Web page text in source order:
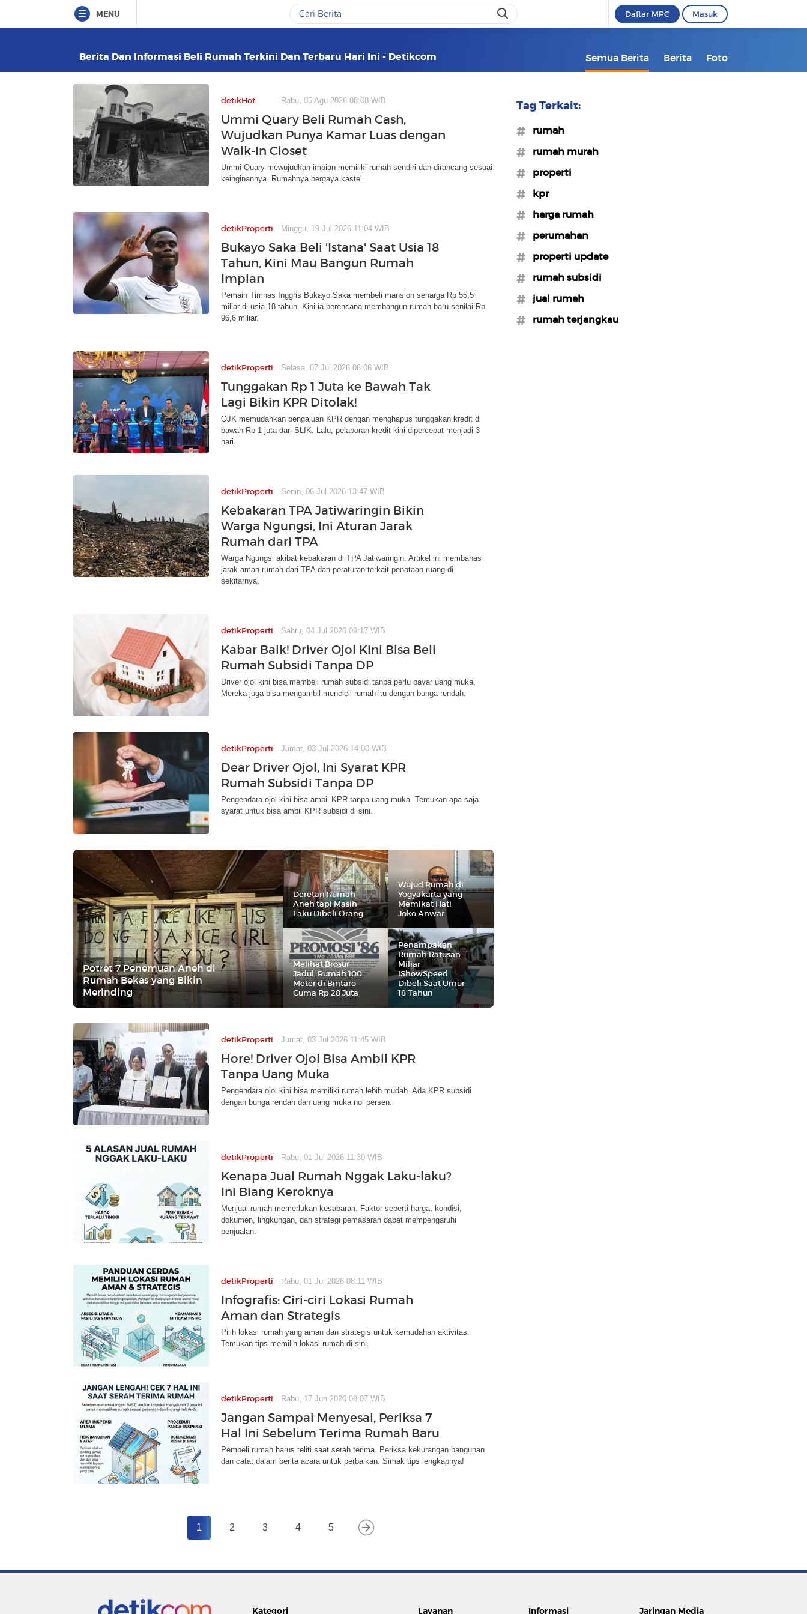
MENU Daftar MPC Masuk
Berita Dan Informasi Beli Rumah Terkini Dan Terbaru Hari Ini - Detikcom Semua Berita Berita Foto
detikHot Rabu, 05 Agu 2026 08:08 WIB
Ummi Quary Beli Rumah Cash,
Wujudkan Punya Kamar Luas dengan
Walk-In Closet
Ummi Quary mewujudkan impian memiliki rumah sendiri dan dirancang sesuai
keinginannya. Rumahnya bergaya kastel.
detikProperti Minggu, 19 Jul 2026 11:04 WIB
Bukayo Saka Beli 'Istana' Saat Usia 18
Tahun, Kini Mau Bangun Rumah
Impian
Pemain Timnas Inggris Bukayo Saka membeli mansion seharga Rp 55,5
miliar di usia 18 tahun. Kini ia berencana membangun rumah baru senilai Rp
96,6 miliar.
detikProperti Selasa, 07 Jul 2026 06:06 WIB
Tunggakan Rp 1 Juta ke Bawah Tak
Lagi Bikin KPR Ditolak!
OJK memudahkan pengajuan KPR dengan menghapus tunggakan kredit di
bawah Rp 1 juta dari SLIK. Lalu, pelaporan kredit kini dipercepat menjadi 3
hari.
detikProperti Senin, 06 Jul 2026 13:47 WIB
Kebakaran TPA Jatiwaringin Bikin
Warga Ngungsi, Ini Aturan Jarak
Rumah dari TPA
Warga Ngungsi akibat kebakaran di TPA Jatiwaringin. Artikel ini membahas
jarak aman rumah dari TPA dan peraturan terkait penataan ruang di
sekitarnya.
detikProperti Sabtu, 04 Jul 2026 09:17 WIB
Kabar Baik! Driver Ojol Kini Bisa Beli
Rumah Subsidi Tanpa DP
Driver ojol kini bisa membeli rumah subsidi tanpa perlu bayar uang muka.
Mereka juga bisa mengambil mencicil rumah itu dengan bunga rendah.
detikProperti Jumat, 03 Jul 2026 14:00 WIB
Dear Driver Ojol, Ini Syarat KPR
Rumah Subsidi Tanpa DP
Pengendara ojol kini bisa ambil KPR tanpa uang muka. Temukan apa saja
syarat untuk bisa ambil KPR subsidi di sini.
Potret 7 Penemuan Aneh di
Rumah Bekas yang Bikin
Merinding
Deretan Rumah
Aneh tapi Masih
Laku Dibeli Orang
Wujud Rumah di
Yogyakarta yang
Memikat Hati
Joko Anwar
Melihat Brosur
Jadul, Rumah 100
Meter di Bintaro
Cuma Rp 28 Juta
Penampakan
Rumah Ratusan
Miliar
IShowSpeed
Dibeli Saat Umur
18 Tahun
detikProperti Jumat, 03 Jul 2026 11:45 WIB
Hore! Driver Ojol Bisa Ambil KPR
Tanpa Uang Muka
Pengendara ojol kini bisa memiliki rumah lebih mudah. Ada KPR subsidi
dengan bunga rendah dan uang muka nol persen.
detikProperti Rabu, 01 Jul 2026 11:30 WIB
Kenapa Jual Rumah Nggak Laku-laku?
Ini Biang Keroknya
Menjual rumah memerlukan kesabaran. Faktor seperti harga, kondisi,
dokumen, lingkungan, dan strategi pemasaran dapat mempengaruhi
penjualan.
detikProperti Rabu, 01 Jul 2026 08:11 WIB
Infografis: Ciri-ciri Lokasi Rumah
Aman dan Strategis
Pilih lokasi rumah yang aman dan strategis untuk kemudahan aktivitas.
Temukan tips memilih lokasi rumah di sini.
detikProperti Rabu, 17 Jun 2026 08:07 WIB
Jangan Sampai Menyesal, Periksa 7
Hal Ini Sebelum Terima Rumah Baru
Pembeli rumah harus teliti saat serah terima. Periksa kekurangan bangunan
dan catat dalam berita acara untuk perbaikan. Simak tips lengkapnya!
1 2 3 4 5
Tag Terkait:
#rumah
#rumah murah
#properti
#kpr
#harga rumah
#perumahan
#properti update
#rumah subsidi
#jual rumah
#rumah terjangkau
Kategori Layanan Informasi Jaringan Media